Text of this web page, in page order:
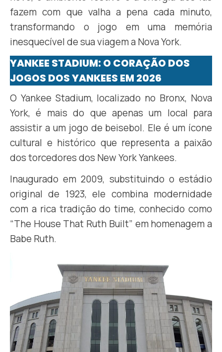
fazem com que valha a pena cada minuto,
transformando o jogo em uma memória
inesquecível de sua viagem a Nova York.
YANKEE STADIUM: O CORAÇÃO DOS
JOGOS DOS YANKEES EM 2026
O Yankee Stadium, localizado no Bronx, Nova
York, é mais do que apenas um local para
assistir a um jogo de beisebol. Ele é um ícone
cultural e histórico que representa a paixão
dos torcedores dos New York Yankees.
Inaugurado em 2009, substituindo o estádio
original de 1923, ele combina modernidade
com a rica tradição do time, conhecido como
“The House That Ruth Built” em homenagem a
Babe Ruth.